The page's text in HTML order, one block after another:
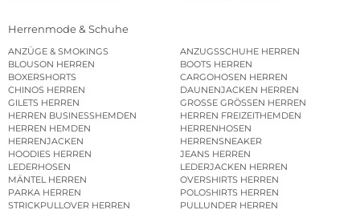
Herrenmode & Schuhe
ANZÜGE & SMOKINGS
ANZUGSSCHUHE HERREN
BLOUSON HERREN
BOOTS HERREN
BOXERSHORTS
CARGOHOSEN HERREN
CHINOS HERREN
DAUNENJACKEN HERREN
GILETS HERREN
GROSSE GRÖSSEN HERREN
HERREN BUSINESSHEMDEN
HERREN FREIZEITHEMDEN
HERREN HEMDEN
HERRENHOSEN
HERRENJACKEN
HERRENSNEAKER
HOODIES HERREN
JEANS HERREN
LEDERHOSEN
LEDERJACKEN HERREN
MÄNTEL HERREN
OVERSHIRTS HERREN
PARKA HERREN
POLOSHIRTS HERREN
STRICKPULLOVER HERREN
PULLUNDER HERREN